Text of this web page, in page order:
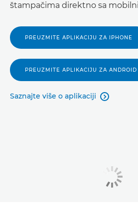
štampačima direktno sa
PREUZMITE APLIKACIJU ZA IPHONE
PREUZMITE APLIKACIJU ZA ANDROID
Saznajte više o aplikaciji 